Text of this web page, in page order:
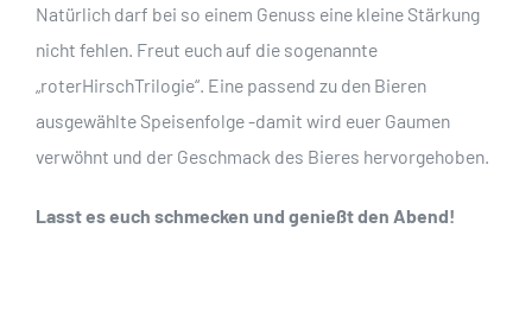
Natürlich darf bei so einem Genuss eine kleine Stärkung
nicht fehlen. Freut euch auf die sogenannte
„roterHirschTrilogie“. Eine passend zu den Bieren
ausgewählte Speisenfolge -damit wird euer Gaumen
verwöhnt und der Geschmack des Bieres hervorgehoben.
Lasst es euch schmecken und genießt den Abend!